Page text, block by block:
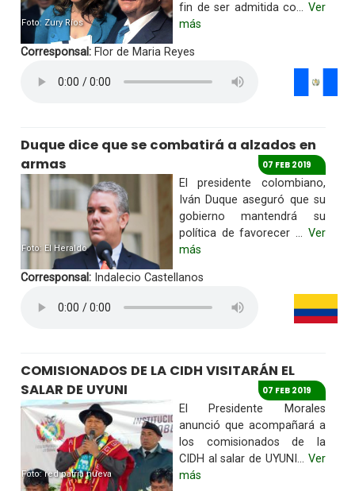
Foto: Zury Ríos
fin de ser admitida co... Ver
más
Corresponsal:Flor de Maria Reyes
Duque dice que se combatirá a alzados en
armas
07 FEB 2019
Foto: El Heraldo
El presidente colombiano,
Iván Duque aseguró que su
gobierno mantendrá su
política de favorecer ... Ver
más
Corresponsal:Indalecio Castellanos
COMISIONADOS DE LA CIDH VISITARÁN EL
SALAR DE UYUNI
07 FEB 2019
Foto: red patria nueva
El Presidente Morales
anunció que acompañará a
los comisionados de la
CIDH al salar de UYUNI... Ver
más